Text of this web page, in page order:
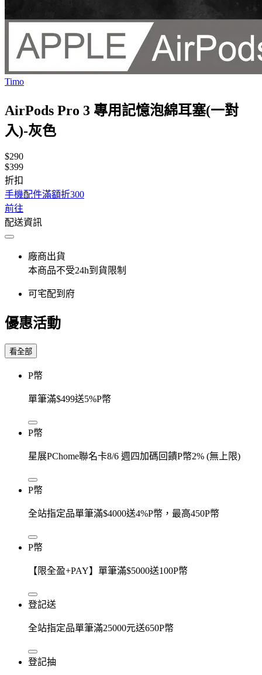
Timo
AirPods Pro 3 專用記憶泡綿耳塞(一對
入)-灰色
$290
$399
折扣
手機配件滿額折300
前往
配送資訊
廠商出貨
本商品不受24h到貨限制
可宅配到府
優惠活動
看全部
P幣
單筆滿$499送5%P幣
P幣
星展PChome聯名卡8/6 週四加碼回饋P幣2% (無上限)
P幣
全站指定品單筆滿$4000送4%P幣，最高450P幣
P幣
【限全盈+PAY】單筆滿$5000送100P幣
登記送
全站指定品單筆滿25000元送650P幣
登記抽